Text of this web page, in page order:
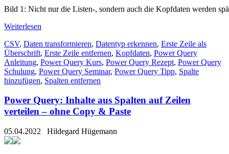
Bild 1: Nicht nur die Listen-, sondern auch die Kopfdaten werden
Weiterlesen
CSV, Daten transformieren, Datentyp erkennen, Erste Zeile als
Überschrift, Erste Zeile entfernen, Kopfdaten, Power Query
Anleitung, Power Query Kurs, Power Query Rezept, Power Query
Schulung, Power Query Seminar, Power Query Tipp, Spalte
hinzufügen, Spalten entfernen
Power Query: Inhalte aus Spalten auf Zeilen
verteilen – ohne Copy & Paste
05.04.2022 Hildegard Hügemann